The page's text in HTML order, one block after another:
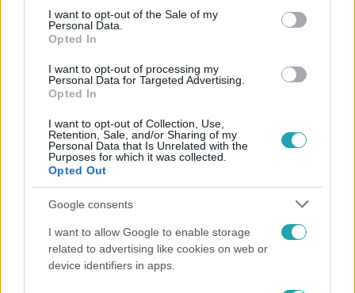
consent section.
I want to opt-out of the Sale of my
Personal Data.
Opted In
I want to opt-out of processing my
Personal Data for Targeted Advertising.
Opted In
I want to opt-out of Collection, Use,
Retention, Sale, and/or Sharing of my
Personal Data that Is Unrelated with the
Purposes for which it was collected.
Opted Out
Google consents
I want to allow Google to enable storage
related to advertising like cookies on web or
device identifiers in apps.
UEFA #SPORT
FUTBALL
MATVEJ SZAFONOV #HVICSA KVARACHELIA
Népszerű